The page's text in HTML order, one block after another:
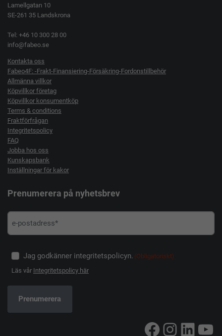
Lamellgatan 10
SE-261 35 Landskrona
Tel: +46 10 300 28 00
info@fabeo.se
Kontakta oss
Fabeo4F: -Frakt-Finansiering-Försäkring-Fordonstillbehör
Allmänna villkor
Köpvillkor företag
Köpvillkor konsumentköp
Terms & conditions
Fraktförfrågan
Integritetspolicy
FAQ
Jobba hos oss
Kunskapsbank
Inställningar för kakor
Prenumerera på nyhetsbrev
Jag godkänner integritetspolicyn. (Obligatoriskt)
Läs vår Integritetspolicy här
Facebook